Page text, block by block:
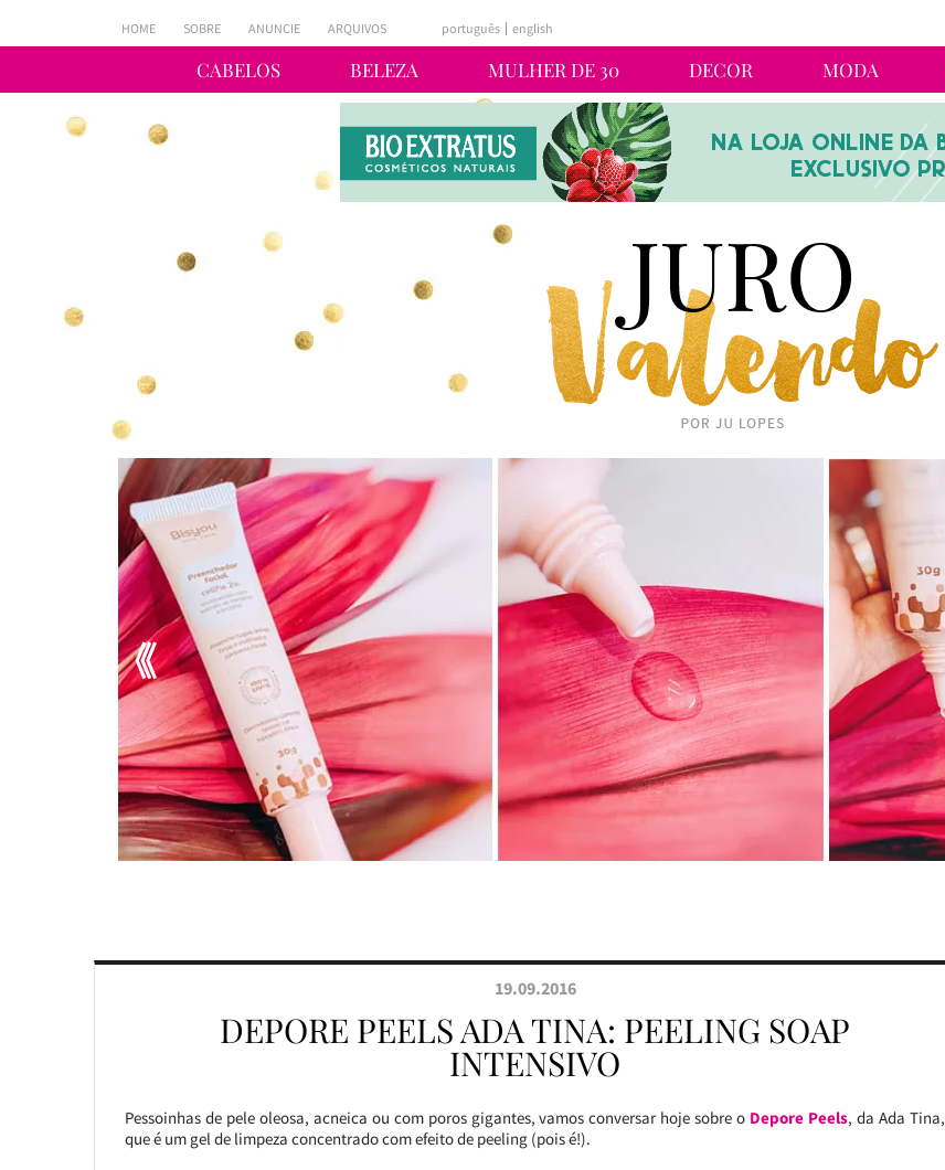
CABELOS BELEZA MULHER DE 30 DECOR MODA
HOME SOBRE ANUNCIE ARQUIVOS português english
19.09.2016
DEPORE PEELS ADA TINA: PEELING SOAP
INTENSIVO
Pessoinhas de pele oleosa, acneica ou com poros gigantes, vamos conversar hoje sobre o Depore Peels, da Ada Tina,
que é um gel de limpeza concentrado com efeito de peeling (pois é!).